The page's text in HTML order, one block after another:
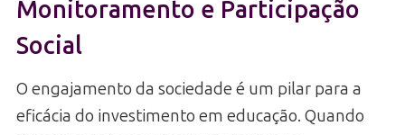
Monitoramento e Participação
Social
O engajamento da sociedade é um pilar para a
eficácia do investimento em educação. Quando